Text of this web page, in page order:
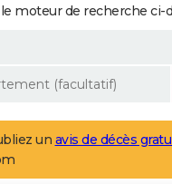
moteur de recherche ci-
un avis de décès